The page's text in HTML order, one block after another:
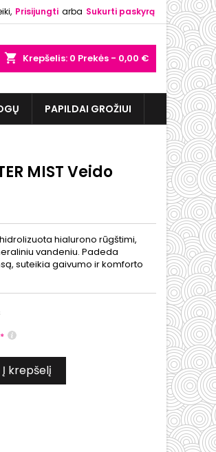
Prisijungti arba Sukurti paskyrą
shopping_cart Krepšelis: 0 Prekės - 0,00 €
PAPILDAI GROŽIUI
MIST Veido
hialurono rūgštimi,
vandeniu. Padeda
suteikia gaivumo ir komforto
Į krepšelį